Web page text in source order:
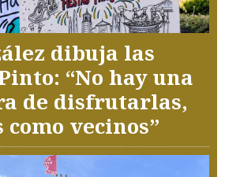
dibuja las
“No hay una
de disfrutarlas,
vecinos”